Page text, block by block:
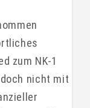
zum NK-1
nicht mit